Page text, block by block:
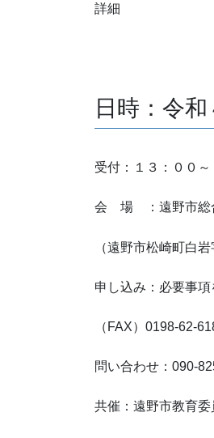
詳細
日時：令
受付：１３：００～
会 場 ：遠野市総
（遠野市松崎町白岩
申し込み：必要事項
（FAX）0198-62-
問い合わせ：090-
共催：遠野市教育